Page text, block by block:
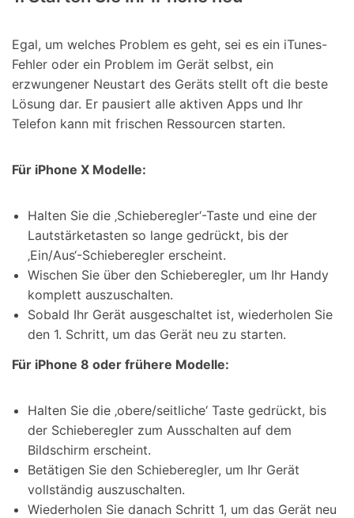
Egal, um welches Problem es geht, sei es ein iTunes-
Fehler oder ein Problem im Gerät selbst, ein
erzwungener Neustart des Geräts stellt oft die beste
Lösung dar. Er pausiert alle aktiven Apps und Ihr
Telefon kann mit frischen Ressourcen starten.
Für iPhone X Modelle:
Halten Sie die ‚Schieberegler‘-Taste und eine der
Lautstärketasten so lange gedrückt, bis der
‚Ein/Aus‘-Schieberegler erscheint.
Wischen Sie über den Schieberegler, um Ihr Handy
komplett auszuschalten.
Sobald Ihr Gerät ausgeschaltet ist, wiederholen Sie
den 1. Schritt, um das Gerät neu zu starten.
Für iPhone 8 oder frühere Modelle:
Halten Sie die ‚obere/seitliche‘ Taste gedrückt, bis
der Schieberegler zum Ausschalten auf dem
Bildschirm erscheint.
Betätigen Sie den Schieberegler, um Ihr Gerät
vollständig auszuschalten.
Wiederholen Sie danach Schritt 1, um das Gerät neu